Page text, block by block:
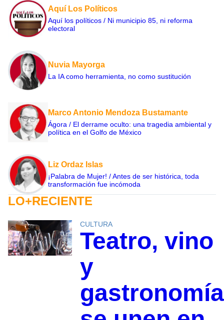
Aquí Los Políticos
Aquí los políticos / Ni municipio 85, ni reforma
electoral
Nuvia Mayorga
La IA como herramienta, no como sustitución
Marco Antonio Mendoza Bustamante
Ágora / El derrame oculto: una tragedia ambiental y
política en el Golfo de México
Liz Ordaz Islas
¡Palabra de Mujer! / Antes de ser histórica, toda
transformación fue incómoda
LO+RECIENTE
CULTURA
Teatro, vino
y
gastronomía